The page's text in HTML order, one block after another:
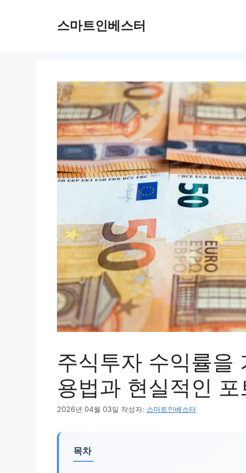
스마트인베스터
주식투자 수익률을
용법과 현실적인
2026년 04월 03일 작성자: 스마트인베스터
목차